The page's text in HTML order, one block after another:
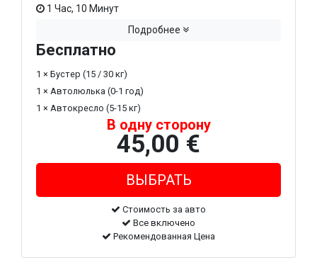
1 Час, 10 Минут
Подробнее
Бесплатно
1 × Бустер (15 / 30 кг)
1 × Автолюлька (0-1 год)
1 × Автокресло (5-15 кг)
В одну сторону
45,00 €
Стоимость за авто
Все включено
Рекомендованная Цена